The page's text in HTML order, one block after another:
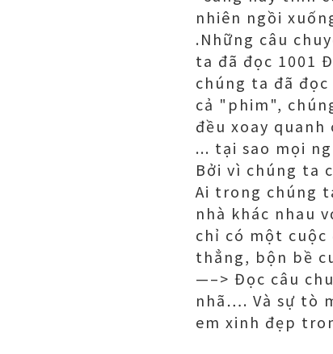
nhiên ngồi
.Những câu
ta đã đọc 1001
chúng ta đã
cả "phim",
đều xoay
... tại sao mọi
Bởi vì chúng ta
Ai trong chúng
nhà khác nhau
chỉ có một cuộc
thẳng, bộn bề
—–> Đọc câu
nhã…. Và sự tò
em xinh đẹp